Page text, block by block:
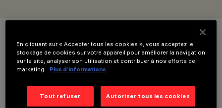
COULEUR
En cliquant sur « Accepter tous les cookies », vous acceptez le
stockage de cookies sur votre appareil pour améliorer la navigation
sur le site, analyser son utilisation et contribuer à nos efforts de
marketing.
Plus d’informations
Tout refuser Autoriser tous les cookies